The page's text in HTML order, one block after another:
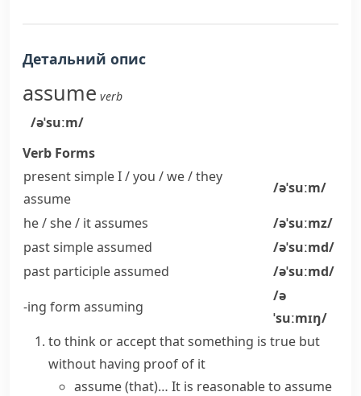
Детальний опис
assume verb
/əˈsuːm/
Verb Forms
present simple I / you / we / they
assume
/əˈsuːm/
he / she / itassumes
/əˈsuːmz/
past simpleassumed
/əˈsuːmd/
past participleassumed
/əˈsuːmd/
-ing form assuming
/ə
ˈsuːmɪŋ/
to think or accept that something is true but
without having proof of it
assume (that)… It is reasonable to assume